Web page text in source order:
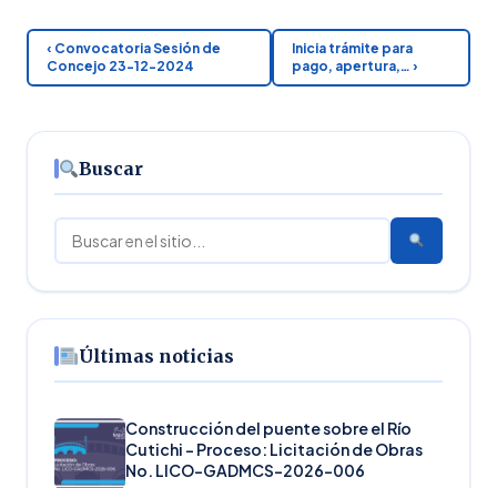
‹ Convocatoria Sesión de
Concejo 23-12-2024
Inicia trámite para
pago, apertura,… ›
Buscar
Buscar
Últimas noticias
Construcción del puente sobre el Río
Cutichi – Proceso: Licitación de Obras
No. LICO-GADMCS-2026-006